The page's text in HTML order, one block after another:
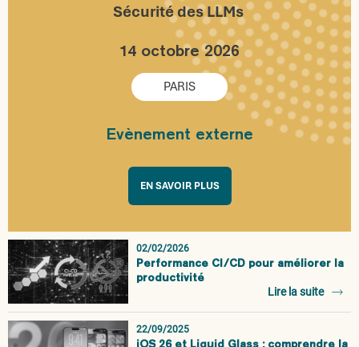
Sécurité des LLMs
14 octobre 2026
PARIS
Evènement externe
EN SAVOIR PLUS
02/02/2026
Performance CI/CD pour améliorer la
productivité
Lire la suite
22/09/2025
iOS 26 et Liquid Glass : comprendre la